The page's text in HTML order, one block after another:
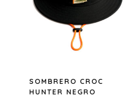
SOMBRERO CROC
HUNTER NEGRO